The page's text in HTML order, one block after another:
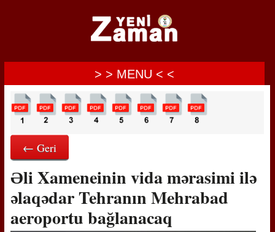
> > MENU < <
← Geri
Əli Xameneinin vida mərasimi ilə
əlaqədar Tehranın Mehrabad
aeroportu bağlanacaq